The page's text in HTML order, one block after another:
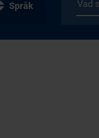
Språk